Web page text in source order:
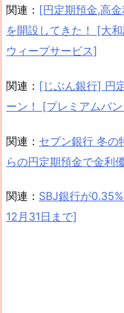
関連： [円定期預金,高
を開設してきた！ [大
ウィープサービス]
関連： [じぶん銀行] 円
ーン！ [プレミアムバ
関連： セブン銀行 冬の
らの円定期預金で金利
関連： SBJ銀行が
12月31日まで]